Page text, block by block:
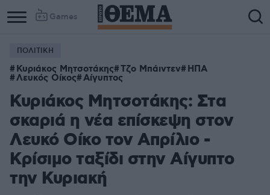
Games
ΠΟΛΙΤΙΚΗ
Κυριάκος Μητσοτάκης Τζο Μπάιντεν ΗΠΑ
Λευκός Οίκος Αίγυπτος
Κυριάκος Μητσοτάκης: Στα
σκαριά η νέα επίσκεψη στον
Λευκό Οίκο τον Απρίλιο -
Κρίσιμο ταξίδι στην Αίγυπτο
την Κυριακή